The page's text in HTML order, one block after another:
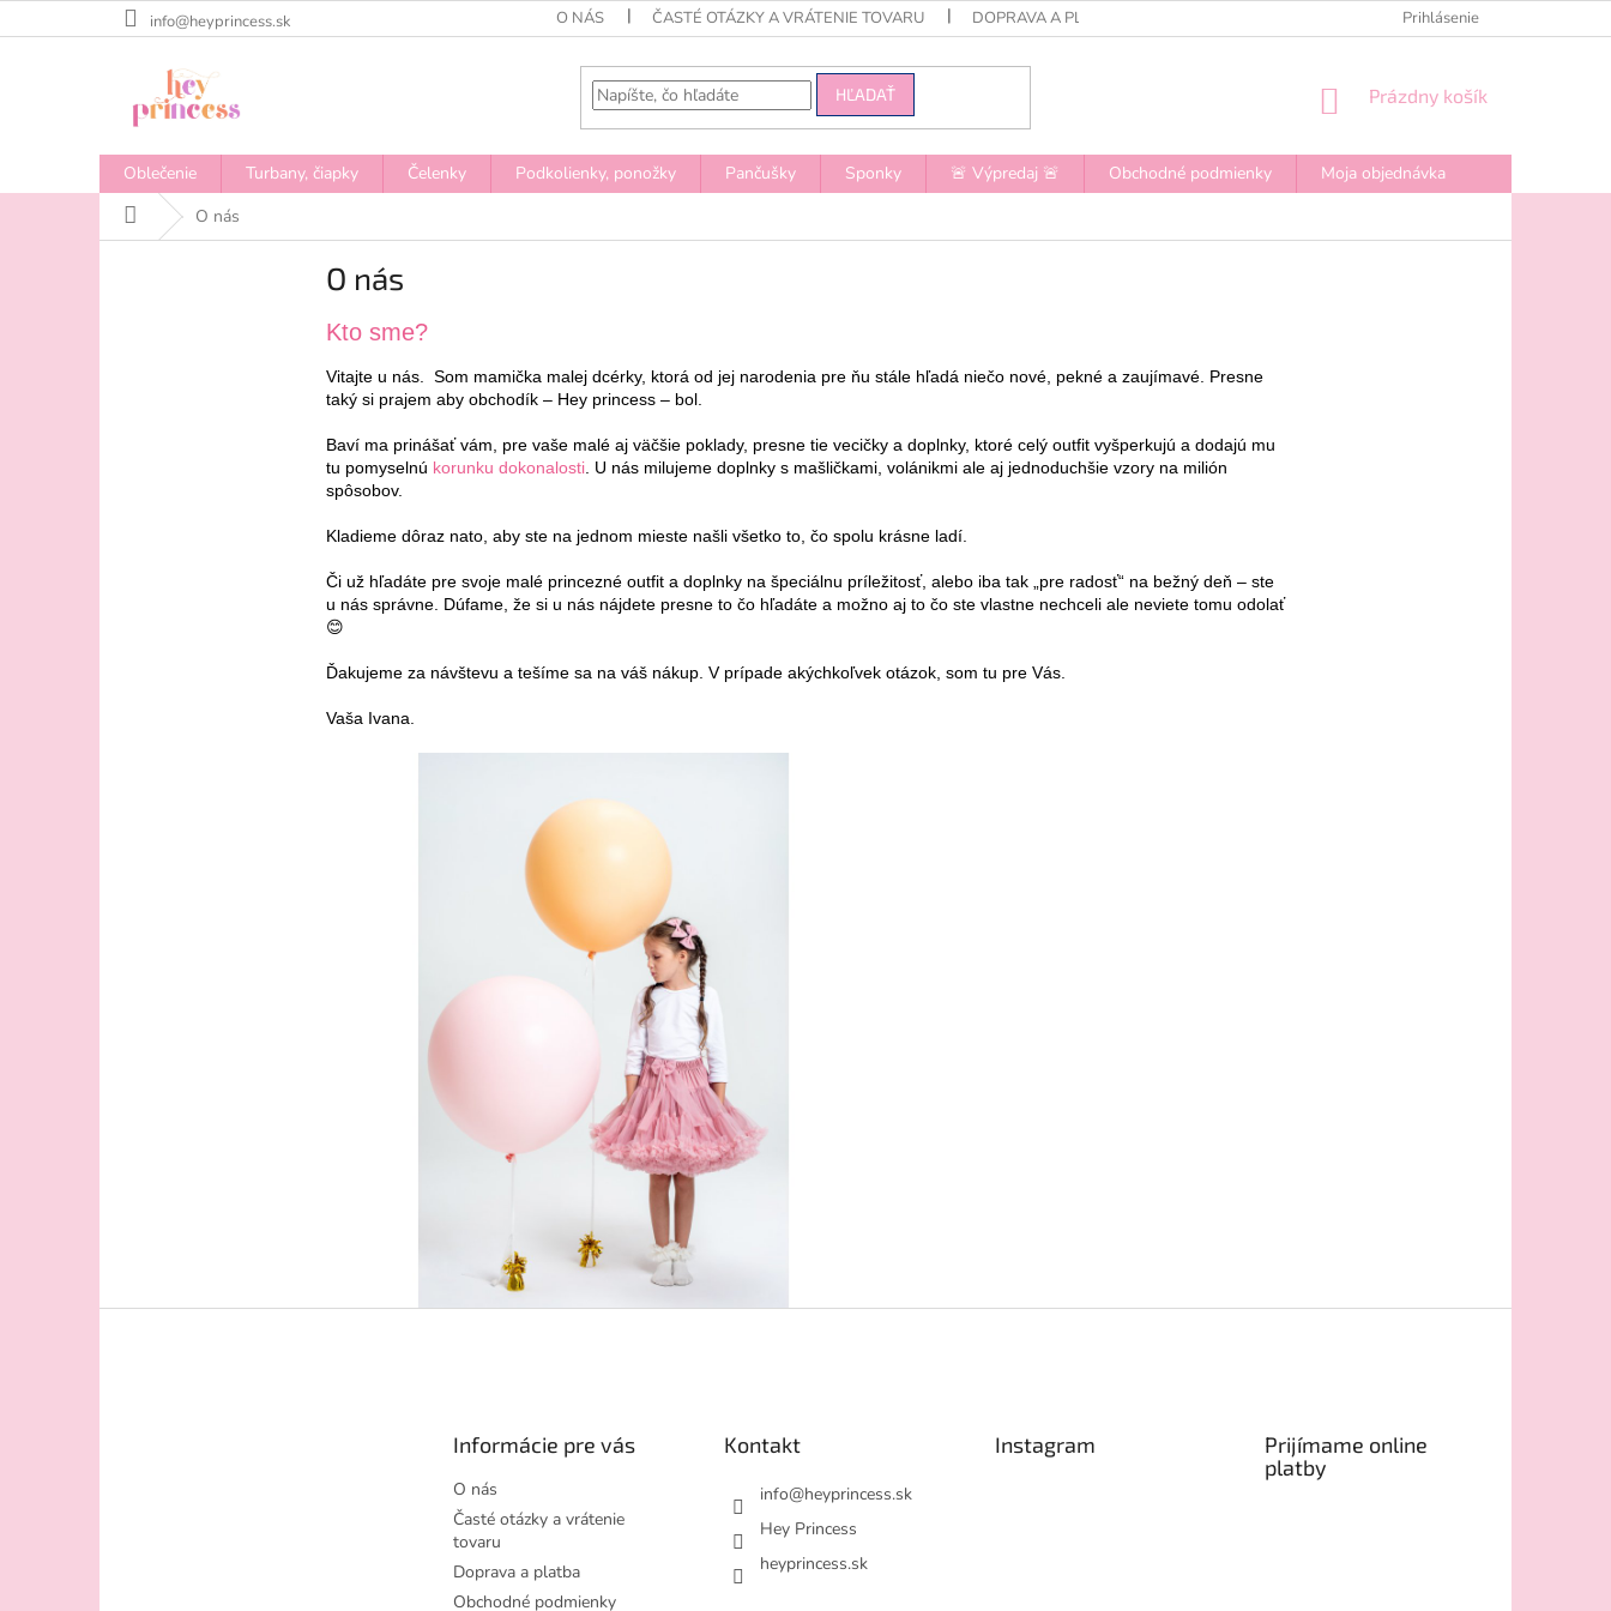
na
info@heyprincess.sk O NÁS ČASTÉ OTÁZKY A VRÁTENIE TOVARU DOPRAVA A PLATBA REKLAMAČNÉ PODMIENKY
Prihlásenie
HĽADAŤ
NÁKUPNÝ
Prázdny košík
Oblečenie Turbany, čiapky Čelenky Podkolienky, ponožky Pančušky Sponky 🚨 Výpredaj 🚨 Obchodné podmienky
Moja objednávka
DomovO nás
O nás
Kto sme?
Vitajte u nás. Som mamička malej dcérky, ktorá od jej narodenia pre ňu stále hľadá niečo nové, pekné a zaujímavé. Presne
taký si prajem aby obchodík – Hey princess – bol.
Baví ma prinášať vám, pre vaše malé aj väčšie poklady, presne tie vecičky a doplnky, ktoré celý outfit vyšperkujú a dodajú mu
tu pomyselnú korunku dokonalosti . U nás milujeme doplnky s mašličkami, volánikmi ale aj jednoduchšie vzory na milión
spôsobov.
Kladieme dôraz nato, aby ste na jednom mieste našli všetko to, čo spolu krásne ladí.
Či už hľadáte pre svoje malé princezné outfit a doplnky na špeciálnu príležitosť, alebo iba tak „pre radosť“ na bežný deň – ste
u nás správne. Dúfame, že si u nás nájdete presne to čo hľadáte a možno aj to čo ste vlastne nechceli ale neviete tomu odolať
😊
Ďakujeme za návštevu a tešíme sa na váš nákup. V prípade akýchkoľvek otázok, som tu pre Vás.
Vaša Ivana.
Informácie pre vás
O nás
Časté otázky a vrátenie
tovaru
Doprava a platba
Obchodné podmienky
Kontakt
info@heyprincess.sk
Hey Princess
heyprincess.sk
Instagram
Prijímame online
platby